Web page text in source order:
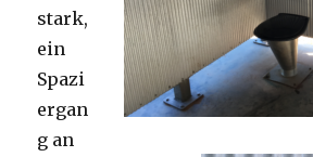
stark,
ein
Spazi
ergan
g an